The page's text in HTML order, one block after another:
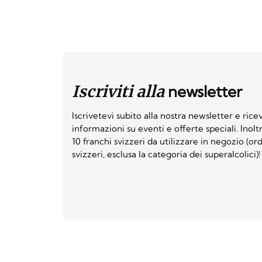
Iscriviti allanewsletter
Iscrivetevi subito alla nostra newsletter e
informazioni su eventi e offerte speciali.
10 franchi svizzeri da utilizzare in negozio
svizzeri, esclusa la categoria dei superalcolici)!